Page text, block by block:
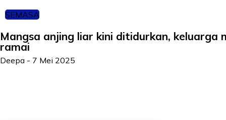
SEMASA
Mangsa anjing liar kini ditidurkan, keluarga
ramai
Deepa - 7 Mei 2025